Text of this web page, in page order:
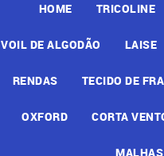
HOME TRICOLINE
VOIL DE ALGODÃO LAISE
RENDAS TECIDO DE
OXFORD CORTA
MALHAS